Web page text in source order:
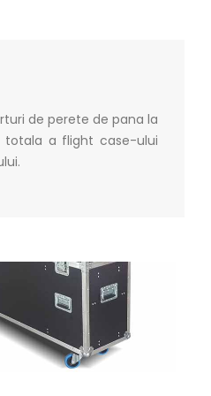
de perete de pana la
totala a flight case-ului